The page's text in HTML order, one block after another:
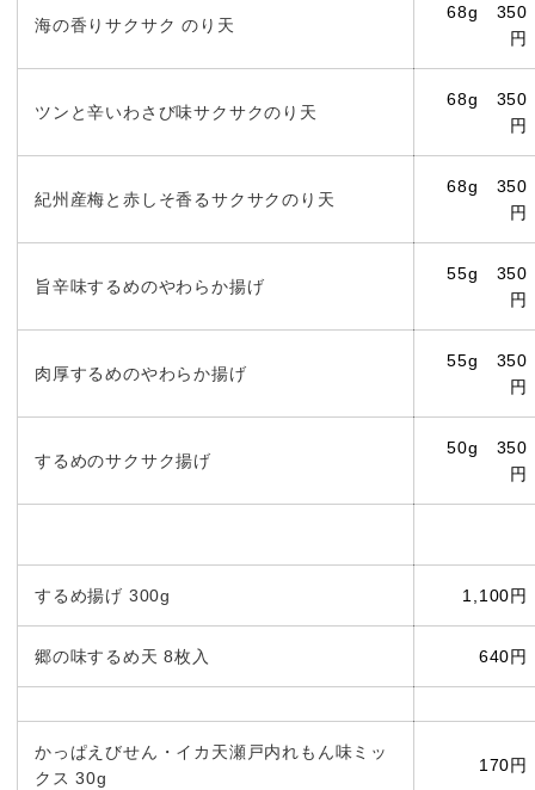
海の香りサクサク のり天
68g 350
円
ツンと辛いわさび味サクサクのり天
68g 350
円
紀州産梅と赤しそ香るサクサクのり天
68g 350
円
旨辛味するめのやわらか揚げ
55g 350
円
肉厚するめのやわらか揚げ
55g 350
円
するめのサクサク揚げ
50g 350
円
するめ揚げ 300g 1,100円
郷の味するめ天 8枚入 640円
かっぱえびせん・イカ天瀬戸内れもん味ミッ
クス 30g
170円